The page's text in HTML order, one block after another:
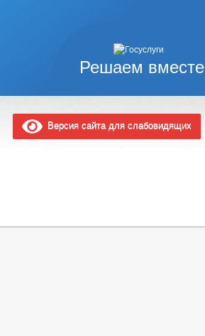
Решаем вместе
Версия сайта для слабовидящих